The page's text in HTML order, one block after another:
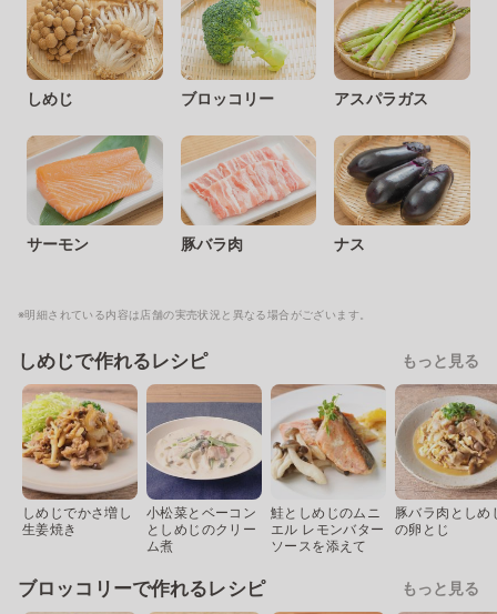
しめじ ブロッコリー アスパラガス
サーモン 豚バラ肉 ナス
※明細されている内容は店舗の実売状況と異なる場合がございます。
しめじで作れるレシピ もっと見る
しめじでかさ増し
生姜焼き
小松菜とベーコン
としめじのクリー
ム煮
鮭としめじのムニ
エル レモンバター
ソースを添えて
豚バラ肉としめ
の卵とじ
ブロッコリーで作れるレシピ もっと見る